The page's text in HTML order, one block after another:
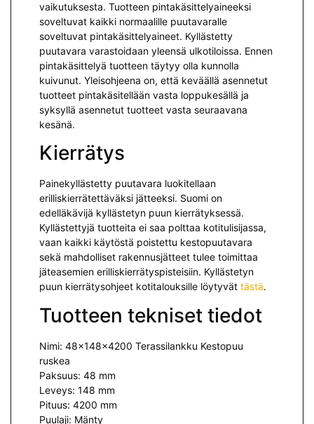
vaikutuksesta. Tuotteen pintakäsittelyaineeksi
soveltuvat kaikki normaalille puutavaralle
soveltuvat pintakäsittelyaineet. Kyllästetty
puutavara varastoidaan yleensä ulkotiloissa. Ennen
pintakäsittelyä tuotteen täytyy olla kunnolla
kuivunut. Yleisohjeena on, että keväällä asennetut
tuotteet pintakäsitellään vasta loppukesällä ja
syksyllä asennetut tuotteet vasta seuraavana
kesänä.
Kierrätys
Painekyllästetty puutavara luokitellaan
erilliskierrätettäväksi jät­teeksi. Suomi on
edelläkävijä kyllästetyn puun kierrätyksessä.
Kyllästettyjä tuotteita ei saa polttaa kotitulisijassa,
vaan kaikki käytöstä poistettu kestopuutavara
sekä mah­dolliset rakennusjätteet tulee toimittaa
jäteasemien erilliskierrätyspisteisiin. Kyllästetyn
puun kierrätysohjeet kotitalouksille löytyvät tästä.
Tuotteen tekniset tiedot
Nimi: 48x148x4200 Terassilankku Kestopuu
ruskea
Paksuus: 48 mm
Leveys: 148 mm
Pituus: 4200 mm
Puulaji: Mänty